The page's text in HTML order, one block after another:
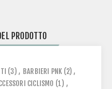
PRODOTTO
(3) , BARBIERI PNK (2) ,
CICLISMO (1) ,